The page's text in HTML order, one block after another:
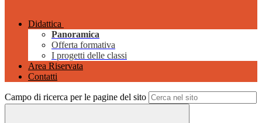
Didattica
Panoramica
Offerta formativa
I progetti delle classi
Area Riservata
Contatti
Campo di ricerca per le pagine del sito